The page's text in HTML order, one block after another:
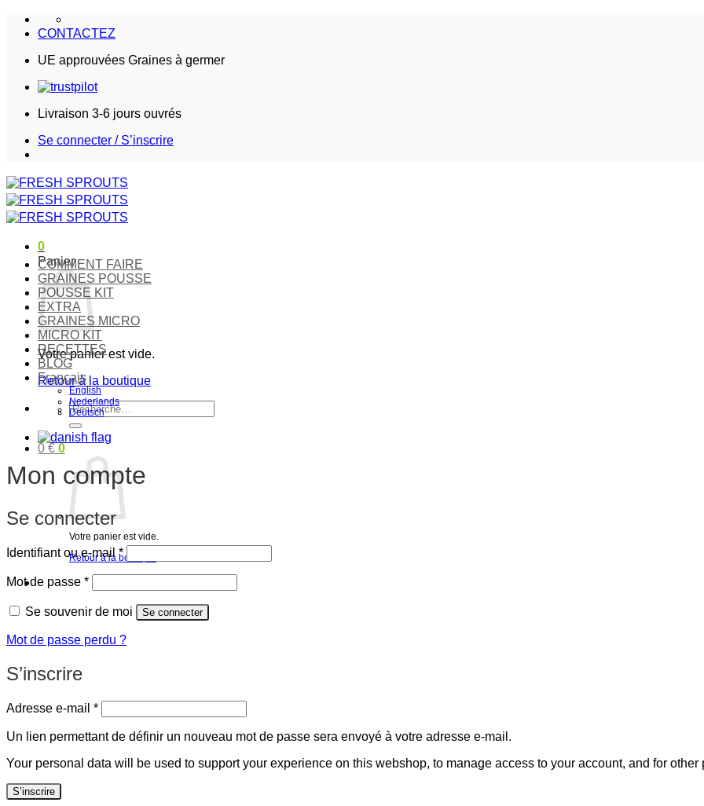
Passer
CONTACTEZ
UE approuvées Graines à germer
Livraison 3-6 jours ouvrés
Se connecter / S’inscrire
0
Panier
Votre panier est vide.
Retour à la boutique
Recherche
pour :
0 € 0
Votre panier est vide.
Retour à la boutique
COMMENT FAIRE
GRAINES POUSSE
POUSSE KIT
EXTRA
GRAINES MICRO
MICRO KIT
RECETTES
BLOG
Français
English
Nederlands
Deutsch
Mon compte
Se connecter
Identifiant ou e-mail *Obligatoire
Mot de passe *Obligatoire
Se souvenir de moi Se connecter
Mot de passe perdu ?
S’inscrire
Adresse e-mail *Obligatoire
Un lien permettant de définir un nouveau mot de passe sera envoyé à votre adresse e-mail.
Your personal data will be used to support your experience on this webshop, to manage access to your account, and for
S’inscrire